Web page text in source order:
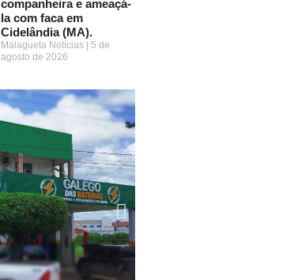
companheira e ameaçá-
la com faca em
Cidelândia (MA).
Malagueta Notícias
5 de
agosto de 2026